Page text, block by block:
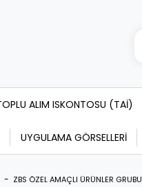
ALIM ISKONTOSU (TAİ)
UYGULAMA GÖRSELLERİ
ZBS ÖZEL AMAÇLI ÜRÜNLER GRUBU